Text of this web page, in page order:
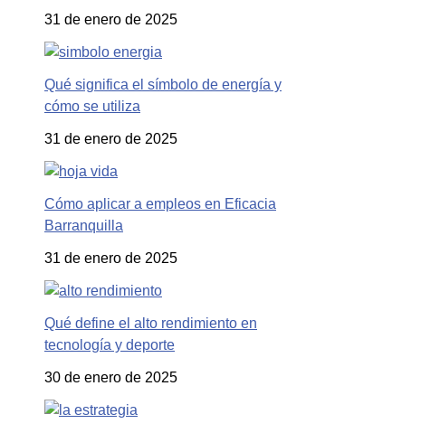
31 de enero de 2025
Qué significa el símbolo de energía y
cómo se utiliza
31 de enero de 2025
Cómo aplicar a empleos en Eficacia
Barranquilla
31 de enero de 2025
Qué define el alto rendimiento en
tecnología y deporte
30 de enero de 2025